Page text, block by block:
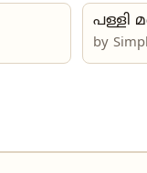
പള്ളി
by